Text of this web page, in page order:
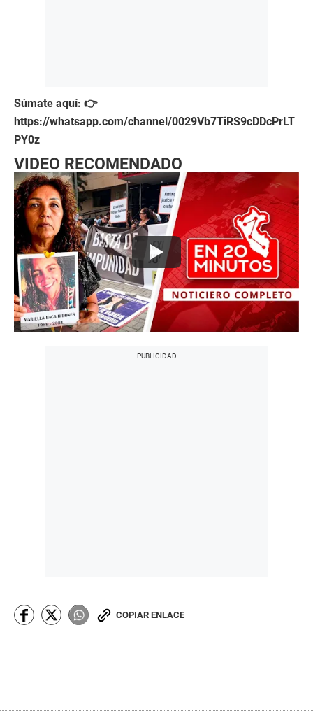
Súmate aquí: 👉
https://whatsapp.com/channel/0029Vb7TiRS9cDDcPrLT
PY0z
VIDEO RECOMENDADO
COPIAR ENLACE